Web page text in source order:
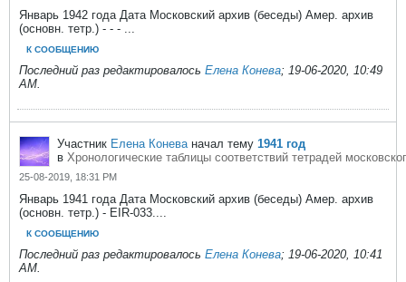
Январь 1942 года Дата Московский архив (беседы) Амер. архив
(основн. тетр.) - - - ...
К СООБЩЕНИЮ
Последний раз редактировалось Елена Конева; 19-06-2020, 10:49
AM.
Участник Елена Коневаначал тему 1941 год
в Хронологические таблицы соответствий тетрадей
25-08-2019, 18:31 PM
Январь 1941 года Дата Московский архив (беседы) Амер. архив
(основн. тетр.) - EIR-033....
К СООБЩЕНИЮ
Последний раз редактировалось Елена Конева; 19-06-2020, 10:41
AM.